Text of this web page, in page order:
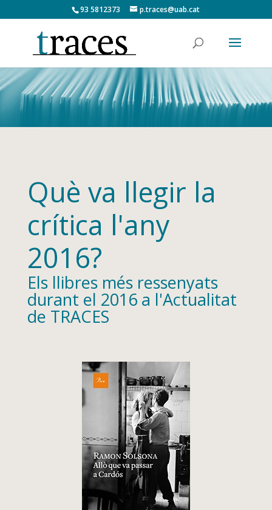
93 5812373 p.traces@uab.cat
Què va llegir la
crítica l'any
2016?
Els llibres més ressenyats
durant el 2016 a l'Actualitat
de TRACES